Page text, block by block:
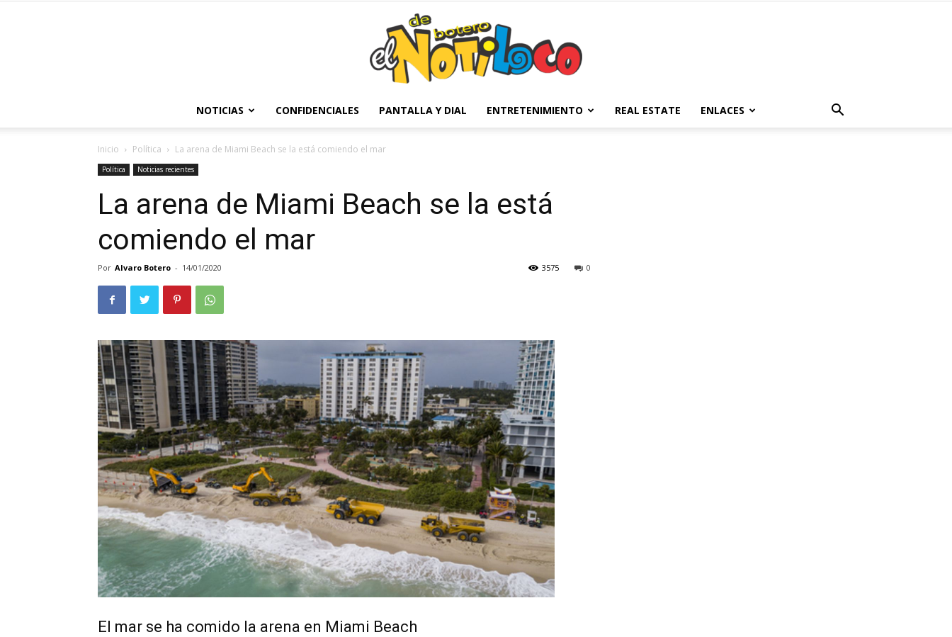
Botero
NOTICIAS CONFIDENCIALES PANTALLA Y DIAL ENTRETENIMIENTO REAL ESTATE ENLACES
Inicio Política La arena de Miami Beach se la está comiendo el mar
Política Noticias recientes
La arena de Miami Beach se la está
comiendo el mar
Por Alvaro Botero - 14/01/2020 0
3575
El mar se ha comido la arena en Miami Beach